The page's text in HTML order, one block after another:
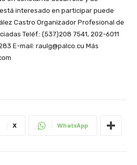
interesado en participar puede
Castro Organizador Profesional de
Teléf.: (537)208 7541, 202-6011
E-mail: raulg@palco.cu Más
X WhatsApp